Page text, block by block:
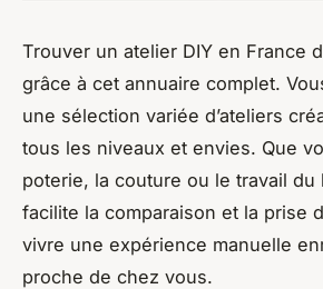
Trouver un atelier DIY en France
grâce à cet annuaire complet.
une sélection variée d’ateliers
tous les niveaux et envies. Que
poterie, la couture ou le travail du
facilite la comparaison et la prise
vivre une expérience manuelle
proche de chez vous.